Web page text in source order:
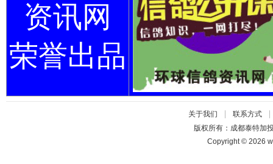
资讯网
荣誉出品
关于我们 联系方式
版权所有：成都泰特加
Copyright © 2026